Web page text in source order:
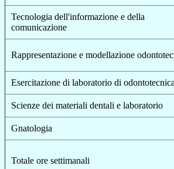
Tecnologia dell'informazione e della
comunicazione
Rappresentazione e modellazione odontote
Esercitazione di laboratorio di odontotecnica
Scienze dei materiali dentali e laboratorio
Gnatologia
Totale ore settimanali